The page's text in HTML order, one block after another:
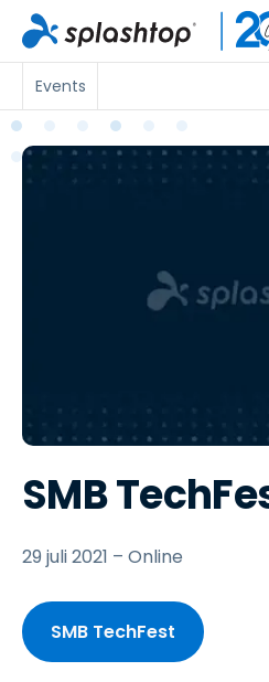
Events
SMB
29 juli 2021 – Online
SMB TechFest